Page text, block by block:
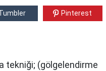
Pinterest
tekniği; (gölgelendirme